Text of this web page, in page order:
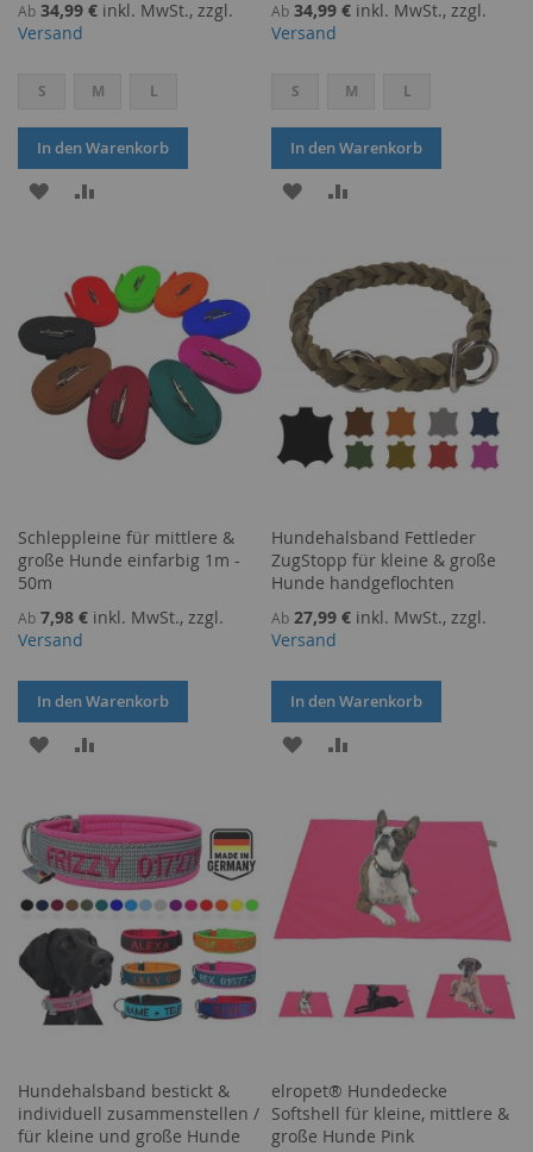
Ab 34,99 € inkl. MwSt., zzgl.
Versand
S M L
In den Warenkorb
ZUR
HINZUFÜGEN
HINZUFÜGEN
Ab 34,99 € inkl. MwSt., zzgl.
Versand
S M L
In den Warenkorb
ZUR
HINZUFÜGEN
HINZUFÜGEN
Schleppleine für mittlere &
große Hunde einfarbig 1m -
50m
Ab 7,98 € inkl. MwSt., zzgl.
Versand
In den Warenkorb
ZUR
HINZUFÜGEN
HINZUFÜGEN
Hundehalsband Fettleder
ZugStopp für kleine & große
Hunde handgeflochten
Ab 27,99 € inkl. MwSt., zzgl.
Versand
In den Warenkorb
ZUR
HINZUFÜGEN
HINZUFÜGEN
Hundehalsband bestickt &
individuell zusammenstellen /
für kleine und große Hunde
elropet® Hundedecke
Softshell für kleine, mittlere &
große Hunde Pink